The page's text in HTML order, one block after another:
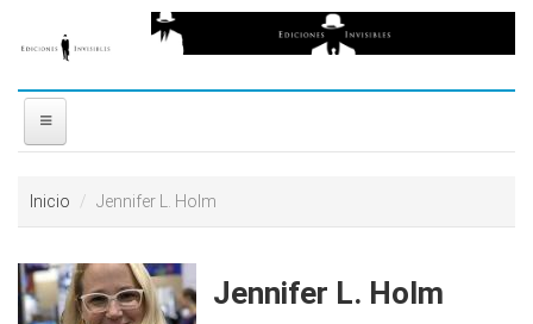
Ir al contenido principal
coloring
horoscopes
download
reddit
resizer
DISTRIBUIDORES
Inicio Jennifer L. Holm
Jennifer L. Holm